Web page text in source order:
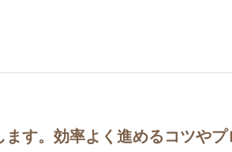
す。効率よく進めるコツやプ